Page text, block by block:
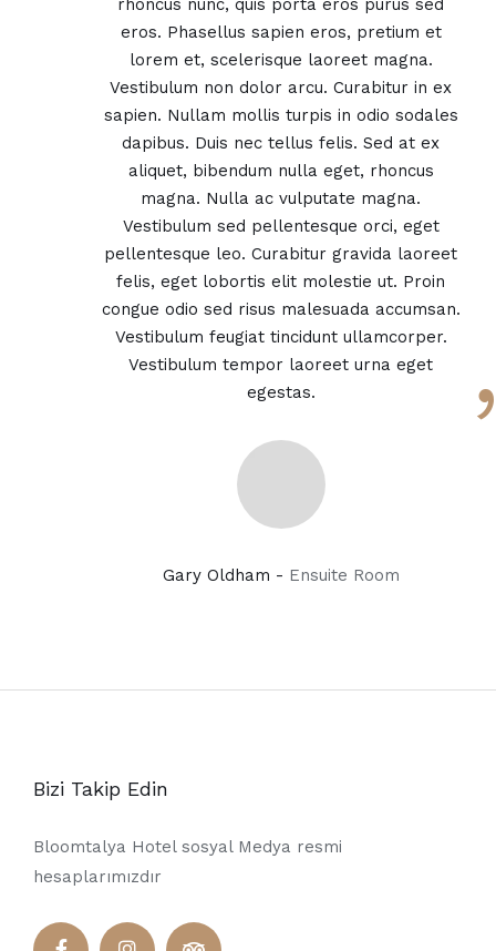
rhoncus nunc, quis porta eros purus sed
eros. Phasellus sapien eros, pretium et
lorem et, scelerisque laoreet magna.
Vestibulum non dolor arcu. Curabitur in ex
sapien. Nullam mollis turpis in odio sodales
dapibus. Duis nec tellus felis. Sed at ex
aliquet, bibendum nulla eget, rhoncus
magna. Nulla ac vulputate magna.
Vestibulum sed pellentesque orci, eget
pellentesque leo. Curabitur gravida laoreet
felis, eget lobortis elit molestie ut. Proin
congue odio sed risus malesuada accumsan.
Vestibulum feugiat tincidunt ullamcorper.
Vestibulum tempor laoreet urna eget
egestas.
Gary Oldham - Ensuite Room
Bizi Takip Edin
Bloomtalya Hotel sosyal Medya resmi
hesaplarımızdır